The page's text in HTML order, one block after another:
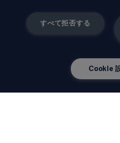
きない、または許可されていない
書面による許可なく、本情報の全
しもゲティンゲの見解を反映、代
すべて拒否する
Cookie